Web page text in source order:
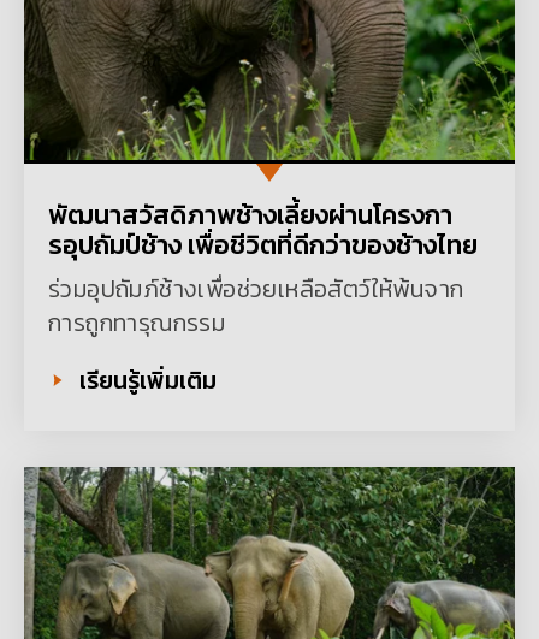
พัฒนาสวัสดิภาพช้างเลี้ยงผ่านโครงกา
รอุปถัมป์ช้าง เพื่อชีวิตที่ดีกว่าของช้างไทย
ร่วมอุปถัมภ์ช้างเพื่อช่วยเหลือสัตว์ให้พ้นจาก
การถูกทารุณกรรม
เรียนรู้เพิ่มเติม